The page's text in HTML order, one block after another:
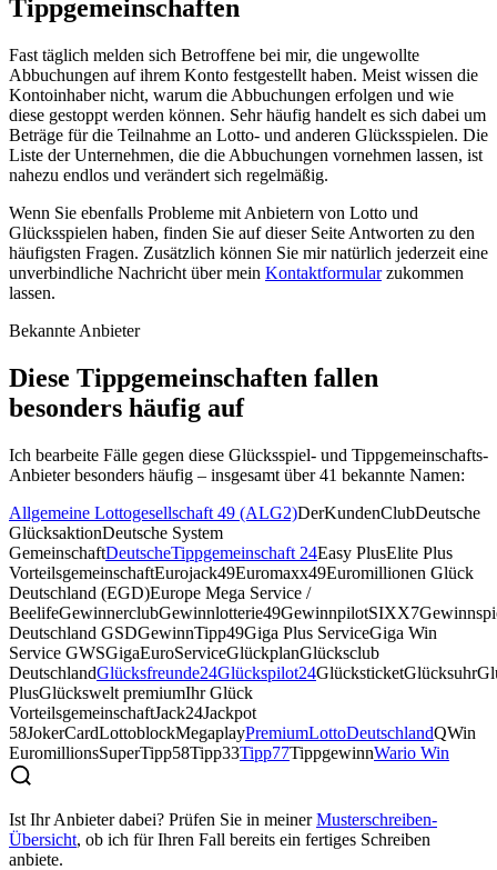
Tippgemeinschaften
Fast täglich melden sich Betroffene bei mir, die ungewollte
Abbuchungen auf ihrem Konto festgestellt haben. Meist wissen die
Kontoinhaber nicht, warum die Abbuchungen erfolgen und wie
diese gestoppt werden können. Sehr häufig handelt es sich dabei um
Beträge für die Teilnahme an Lotto- und anderen Glücksspielen. Die
Liste der Unternehmen, die die Abbuchungen vornehmen lassen, ist
nahezu endlos und verändert sich regelmäßig.
Wenn Sie ebenfalls Probleme mit Anbietern von Lotto und
Glücksspielen haben, finden Sie auf dieser Seite Antworten zu den
häufigsten Fragen. Zusätzlich können Sie mir natürlich jederzeit eine
unverbindliche Nachricht über mein Kontaktformular zukommen
lassen.
Bekannte Anbieter
Diese Tippgemeinschaften fallen
besonders häufig auf
Ich bearbeite Fälle gegen diese Glücksspiel- und Tippgemeinschafts-
Anbieter besonders häufig – insgesamt über 41 bekannte Namen:
Allgemeine Lottogesellschaft 49 (ALG2)DerKundenClubDeutsche
GlücksaktionDeutsche System
GemeinschaftDeutscheTippgemeinschaft 24Easy PlusElite Plus
VorteilsgemeinschaftEurojack49Euromaxx49Euromillionen Glück
Deutschland (EGD)Europe Mega Service /
BeelifeGewinnerclubGewinnlotterie49GewinnpilotSIXX7
Deutschland GSDGewinnTipp49Giga Plus ServiceGiga Win
Service GWSGigaEuroServiceGlückplanGlücksclub
DeutschlandGlücksfreunde24Glückspilot24GlücksticketGlücksuhr
PlusGlückswelt premiumIhr Glück
VorteilsgemeinschaftJack24Jackpot
58JokerCardLottoblockMegaplayPremiumLottoDeutschlandQWin
EuromillionsSuperTipp58Tipp33Tipp77TippgewinnWario Win
Ist Ihr Anbieter dabei? Prüfen Sie in meiner Musterschreiben-
Übersicht, ob ich für Ihren Fall bereits ein fertiges Schreiben
anbiete.